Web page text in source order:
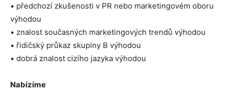
• předchozí zkušenosti v PR nebo marketingovém oboru
výhodou
• znalost současných marketingových trendů výhodou
• řidičský průkaz skupiny B výhodou
• dobrá znalost cizího jazyka výhodou
Nabízíme